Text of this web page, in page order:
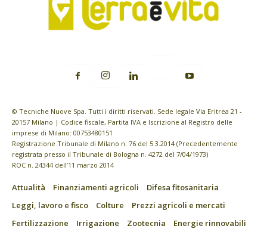
© Tecniche Nuove Spa. Tutti i diritti riservati. Sede legale Via Eritrea 21 -
20157 Milano | Codice fiscale, Partita IVA e Iscrizione al Registro delle
imprese di Milano: 00753480151
Registrazione Tribunale di Milano n. 76 del 5.3.2014 (Precedentemente
registrata presso il Tribunale di Bologna n. 4272 del 7/04/1973)
ROC n. 24344 dell’11 marzo 2014
Attualità Finanziamenti agricoli
Difesa fitosanitaria
Leggi, lavoro e fisco
Colture
Prezzi agricoli e mercati
Fertilizzazione
Irrigazione Zootecnia
Energie rinnovabili